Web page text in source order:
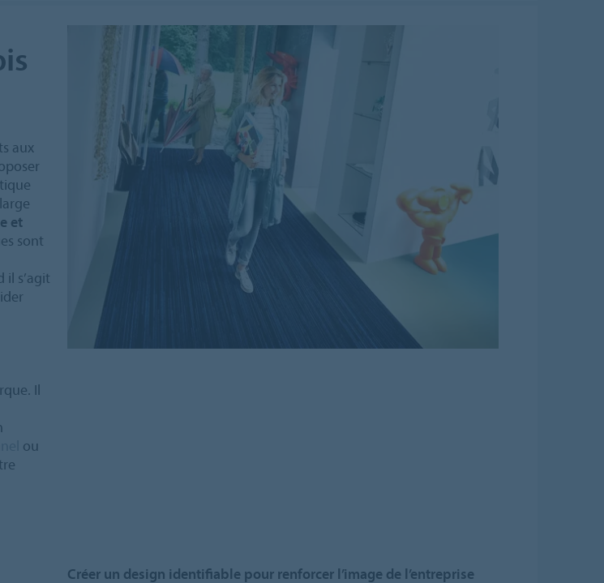
aux
et
sont
il s’agit
Il
ou
Créer un design identifiable pour renforcer l’image de l’entreprise